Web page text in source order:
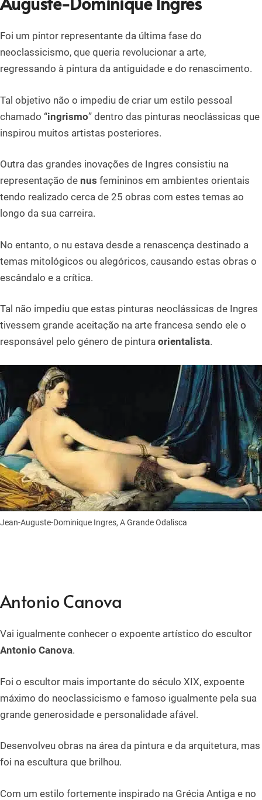
Foi um pintor representante da última fase do
neoclassicismo, que queria revolucionar a arte,
regressando à pintura da antiguidade e do renascimento.
Tal objetivo não o impediu de criar um estilo pessoal
chamado “ingrismo” dentro das pinturas neoclássicas que
inspirou muitos artistas posteriores.
Outra das grandes inovações de Ingres consistiu na
representação de nus femininos em ambientes orientais
tendo realizado cerca de 25 obras com estes temas ao
longo da sua carreira.
No entanto, o nu estava desde a renascença destinado a
temas mitológicos ou alegóricos, causando estas obras o
escândalo e a crítica.
Tal não impediu que estas pinturas neoclássicas de Ingres
tivessem grande aceitação na arte francesa sendo ele o
responsável pelo género de pintura orientalista.
Jean-Auguste-Dominique Ingres, A Grande Odalisca
Antonio Canova
Vai igualmente conhecer o expoente artístico do escultor
Antonio Canova.
Foi o escultor mais importante do século XIX, expoente
máximo do neoclassicismo e famoso igualmente pela sua
grande generosidade e personalidade afável.
Desenvolveu obras na área da pintura e da arquitetura, mas
foi na escultura que brilhou.
Com um estilo fortemente inspirado na Grécia Antiga e no